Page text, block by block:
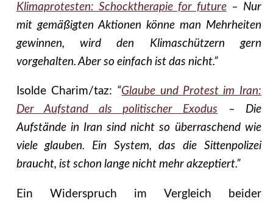
Klimaprotesten: Schocktherapie for future– Nur
mit gemäßigten Aktionen könne man Mehrheiten
gewinnen, wird den Klimaschützern gern
vorgehalten. Aber so einfach ist das nicht.”
Isolde Charim/taz: “Glaube und Protest im Iran:
Der Aufstand als politischer Exodus – Die
Aufstände in Iran sind nicht so überraschend wie
viele glauben. Ein System, das die Sittenpolizei
braucht, ist schon lange nicht mehr akzeptiert.”
Ein Widerspruch im Vergleich beider